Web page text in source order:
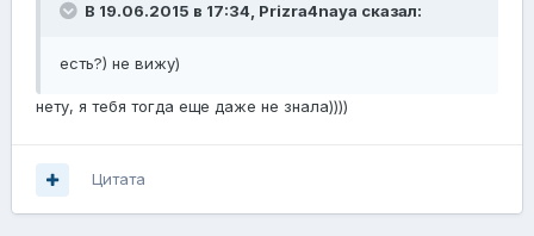
В 19.06.2015 в 17:34, Prizra4naya сказал:
есть?) не вижу)
нету, я тебя тогда еще даже не знала))))
Цитата